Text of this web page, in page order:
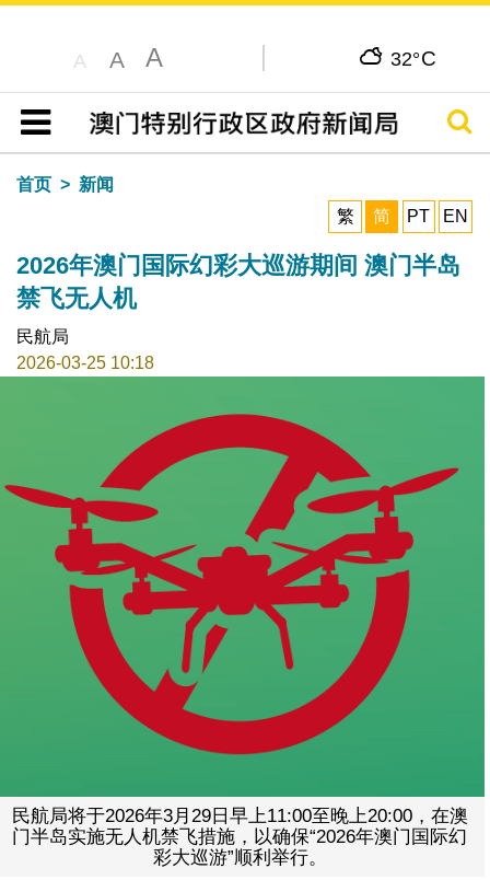
A A A 32°C
目录
搜寻
首页
新闻
繁
简 PT EN
2026年澳门国际幻彩大巡游期间 澳门半岛
禁飞无人机
民航局
2026-03-25 10:18
民航局将于2026年3月29日早上11:00至晚上20:00，在澳
门半岛实施无人机禁飞措施，以确保“2026年澳门国际幻
彩大巡游”顺利举行。